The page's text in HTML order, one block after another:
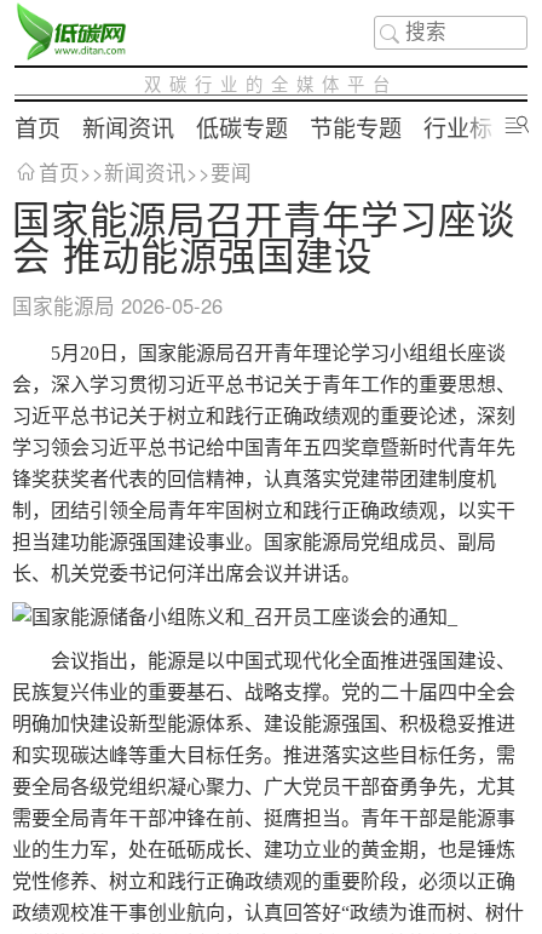
双碳行业的全媒体平台
首页 新闻资讯 低碳专题 节能专题 行业标准
首页>>新闻资讯>>要闻
国家能源局召开青年学习座谈
会 推动能源强国建设
国家能源局 2026-05-26
5月20日，国家能源局召开青年理论学习小组组长座谈
会，深入学习贯彻习近平总书记关于青年工作的重要思想、
习近平总书记关于树立和践行正确政绩观的重要论述，深刻
学习领会习近平总书记给中国青年五四奖章暨新时代青年先
锋奖获奖者代表的回信精神，认真落实党建带团建制度机
制，团结引领全局青年牢固树立和践行正确政绩观，以实干
担当建功能源强国建设事业。国家能源局党组成员、副局
长、机关党委书记何洋出席会议并讲话。
会议指出，能源是以中国式现代化全面推进强国建设、
民族复兴伟业的重要基石、战略支撑。党的二十届四中全会
明确加快建设新型能源体系、建设能源强国、积极稳妥推进
和实现碳达峰等重大目标任务。推进落实这些目标任务，需
要全局各级党组织凝心聚力、广大党员干部奋勇争先，尤其
需要全局青年干部冲锋在前、挺膺担当。青年干部是能源事
业的生力军，处在砥砺成长、建功立业的黄金期，也是锤炼
党性修养、树立和践行正确政绩观的重要阶段，必须以正确
政绩观校准干事创业航向，认真回答好“政绩为谁而树、树什